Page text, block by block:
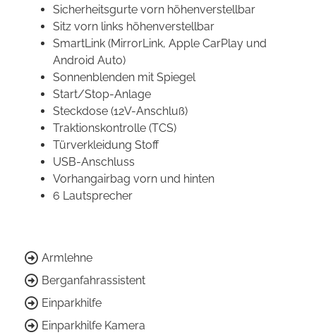
Sicherheitsgurte vorn höhenverstellbar
Sitz vorn links höhenverstellbar
SmartLink (MirrorLink, Apple CarPlay und
Android Auto)
Sonnenblenden mit Spiegel
Start/Stop-Anlage
Steckdose (12V-Anschluß)
Traktionskontrolle (TCS)
Türverkleidung Stoff
USB-Anschluss
Vorhangairbag vorn und hinten
6 Lautsprecher
Armlehne
Berganfahrassistent
Einparkhilfe
Einparkhilfe Kamera